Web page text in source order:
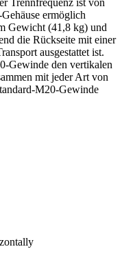
ermöglich
Gewicht (41,8 kg) und
die Rückseite mit einer
ausgestattet ist.
Gewinde den vertikalen
mit jeder Art von
M20-Gewinde